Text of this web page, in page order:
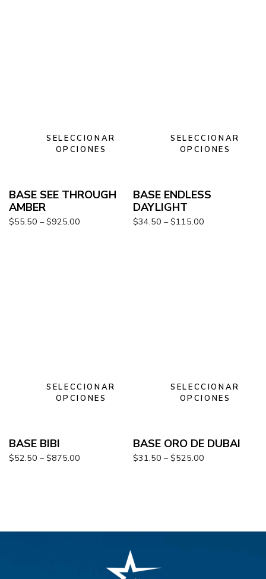
SELECCIONAR
OPCIONES
BASE SEE THROUGH
AMBER
$55.50 – $925.00
SELECCIONAR
OPCIONES
BASE ENDLESS
DAYLIGHT
$34.50 – $115.00
SELECCIONAR
OPCIONES
BASE BIBI
$52.50 – $875.00
SELECCIONAR
OPCIONES
BASE ORO DE DUBAI
$31.50 – $525.00